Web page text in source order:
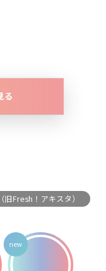
る
Fresh！アキスタ）